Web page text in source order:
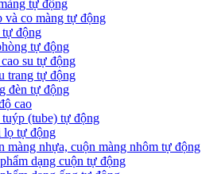
tự động
và co màng tự động
động
tự động
su tự động
trang tự động
đèn tự động
cao
(tube) tự động
lọ tự động
màng nhựa, cuộn màng nhôm tự động
dạng cuộn tự động